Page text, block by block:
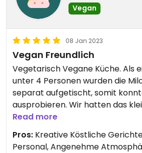
Vegan
08 Jan 2023
Vegan Freundlich
Vegetarisch Vegane Küche. Als
unter 4 Personen wurden die
separat aufgetischt, somit
ausprobieren. Wir hatten das
mit vielen verschiedenen
das alle satt machte. Sehr
mit tollen Erklärungen zu den
Read more
Pros: Kreative Köstliche
Personal, Angenehme